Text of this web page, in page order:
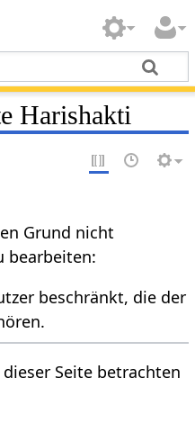
Harishakti
Grund nicht
bearbeiten:
beschränkt, die der
Seite betrachten